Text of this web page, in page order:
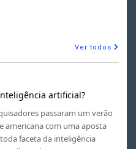
Ver todos
artificial?
passaram um verão
americana com uma aposta
faceta da inteligência